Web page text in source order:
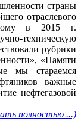
страны
отраслевого
в 2015 г.
техническую
рубрики
«Памяти
мы стараемся
важные
нефтегазовой
полностью ...)